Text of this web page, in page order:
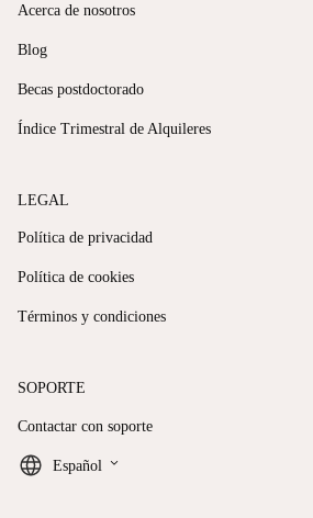
Acerca de nosotros
Blog
Becas postdoctorado
Índice Trimestral de Alquileres
LEGAL
Política de privacidad
Política de cookies
Términos y condiciones
SOPORTE
Contactar con soporte
Español keyboard_arrow_down